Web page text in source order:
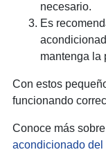
necesario.
Es
mantenga la
Con estos
funcionando
Conoce más sobre
acondicionado del